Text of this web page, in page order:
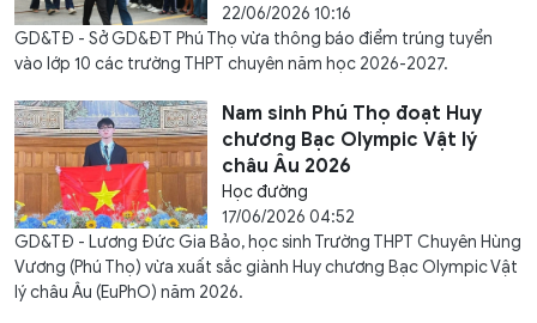
22/06/2026 10:16
GD&TĐ - Sở GD&ĐT Phú Thọ vừa thông báo điểm trúng tuyển
vào lớp 10 các trường THPT chuyên năm học 2026-2027.
Nam sinh Phú Thọ đoạt Huy
chương Bạc Olympic Vật lý
châu Âu 2026
Học đường
17/06/2026 04:52
GD&TĐ - Lương Đức Gia Bảo, học sinh Trường THPT Chuyên Hùng
Vương (Phú Thọ) vừa xuất sắc giành Huy chương Bạc Olympic Vật
lý châu Âu (EuPhO) năm 2026.